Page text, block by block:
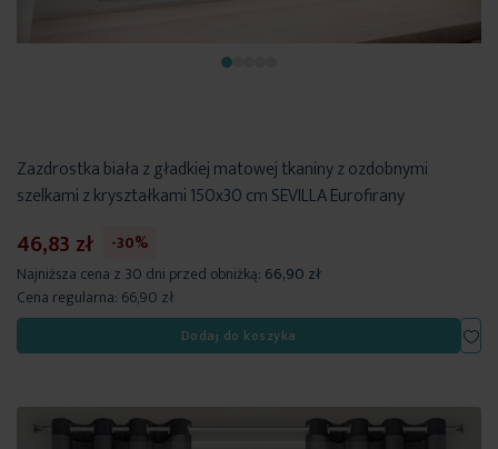
Zazdrostka biała z gładkiej matowej tkaniny z ozdobnymi
szelkami z kryształkami 150x30 cm SEVILLA Eurofirany
46,83 zł
-30%
Najniższa cena z 30 dni przed obniżką: 66,90 zł
Cena regularna: 66,90 zł
Dodaj do koszyka